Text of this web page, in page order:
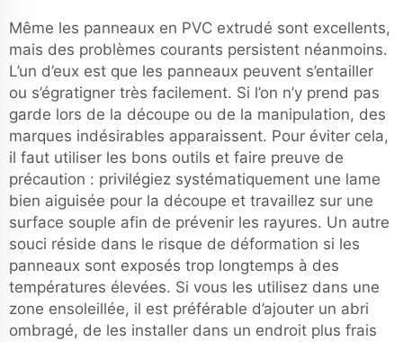
Même les panneaux en PVC extrudé sont excellents,
mais des problèmes courants persistent néanmoins.
L’un d’eux est que les panneaux peuvent s’entailler
ou s’égratigner très facilement. Si l’on n’y prend pas
garde lors de la découpe ou de la manipulation, des
marques indésirables apparaissent. Pour éviter cela,
il faut utiliser les bons outils et faire preuve de
précaution : privilégiez systématiquement une lame
bien aiguisée pour la découpe et travaillez sur une
surface souple afin de prévenir les rayures. Un autre
souci réside dans le risque de déformation si les
panneaux sont exposés trop longtemps à des
températures élevées. Si vous les utilisez dans une
zone ensoleillée, il est préférable d’ajouter un abri
ombragé, de les installer dans un endroit plus frais